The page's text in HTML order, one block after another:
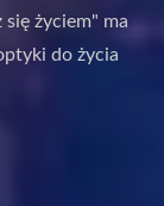
życiem" ma
do życia